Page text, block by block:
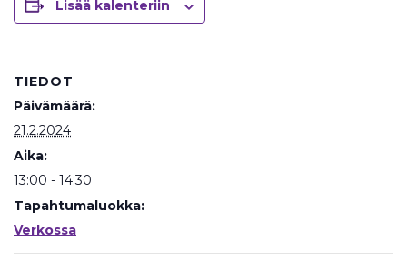
Lisää kalenteriin
TIEDOT
Päivämäärä:
21.2.2024
Aika:
13:00 - 14:30
Tapahtumaluokka:
Verkossa